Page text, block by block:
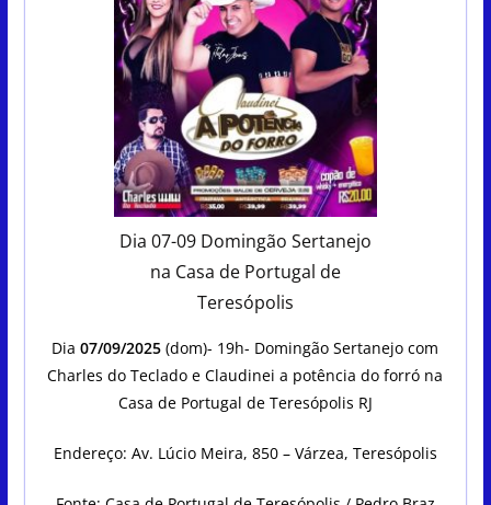
Dia 07-09 Domingão Sertanejo
na Casa de Portugal de
Teresópolis
Dia07/09/2025 (dom)- 19h- Domingão Sertanejo com
Charles do Teclado e Claudinei a potência do forró na
Casa de Portugal de Teresópolis RJ
Endereço: Av. Lúcio Meira, 850 – Várzea, Teresópolis